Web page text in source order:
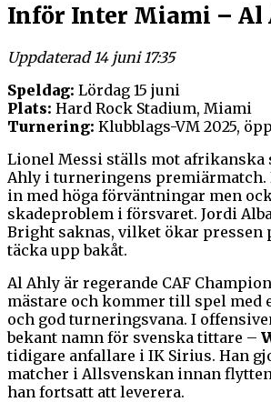
Inför Inter Miami – Al
Uppdaterad 14 juni 17:35
Speldag: Lördag 15 juni
Plats: Hard Rock Stadium, Miami
Turnering: Klubblags-VM 2025,
Lionel Messi ställs mot afrikanska
Ahly i turneringens
in med höga förväntningar men
skadeproblem i försvaret. Jordi
Bright saknas, vilket ökar pressen
täcka upp bakåt.
Al Ahly är regerande CAF
mästare och kommer till spel med
och god turneringsvana. I
bekant namn för svenska tittare –
tidigare anfallare i IK Sirius. Han
matcher i Allsvenskan innan
han fortsatt att leverera.